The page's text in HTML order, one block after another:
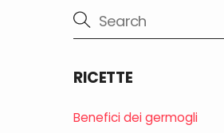
RICETTE
Benefici dei germogli